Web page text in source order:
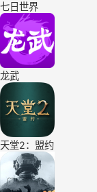
七日世界
龙武
天堂2：盟约